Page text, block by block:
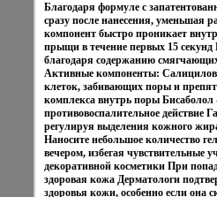
Благодаря формуле с
сразу после нанесения, уменьшая
компонент быстро проникает
прыщи в течение первых 15 секунд
благодаря содержанию
Активные компоненты:
клеток, забивающих поры и
комплекса внутрь поры
противовоспалительное действие
регулируя выделения кожного
Наносите небольшое количество
вечером, избегая чувствительные
декоративной косметики При
здоровая кожа Дерматологи
здоровья кожи, особенно если она